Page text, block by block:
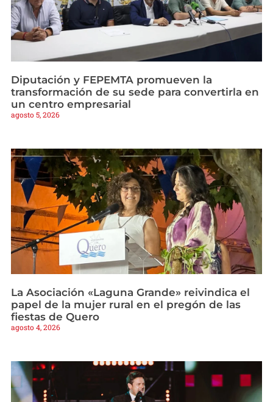
Diputación y FEPEMTA promueven la
transformación de su sede para convertirla en
un centro empresarial
agosto 5, 2026
La Asociación «Laguna Grande» reivindica el
papel de la mujer rural en el pregón de las
fiestas de Quero
agosto 4, 2026